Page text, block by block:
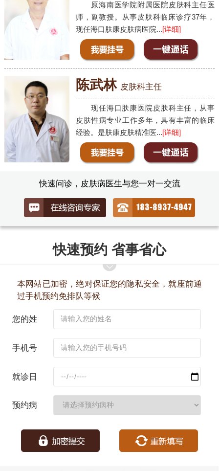
原海南医学院附属医院皮肤科主任医
师，副教授。从事皮肤科临床诊疗37年，
现任海口肤康皮肤病医院...[详细]
陈武林 皮肤科主任
现任海口肤康医院皮肤科主任，从事
皮肤性病专业工作多年，具有丰富的临床
经验。是肤康皮肤精准医...[详细]
快速问诊，皮肤病医生与您一对一交流
快速预约 省事省心
本网站已加密，绝对保证您的隐私安全，就座前通
过手机预约免排队等候
您的姓
手机号
就诊日
预约病